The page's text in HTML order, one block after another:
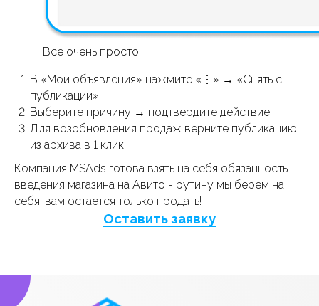
Все очень просто!
В «Мои объявления» нажмите «⋮» → «Снять с
публикации».
Выберите причину → подтвердите действие.
Для возобновления продаж верните публикацию
из архива в 1 клик.
Компания MSAds готова взять на себя обязанность
введения магазина на Авито - рутину мы берем на
себя, вам остается только продать!
Оставить заявку